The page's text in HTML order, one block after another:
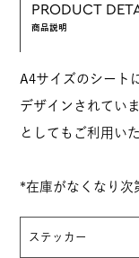
PRODUCT
商品説明
A4サイズのシート
デザインされてい
としてもご利用い
*在庫がなくなり次
ステッカー